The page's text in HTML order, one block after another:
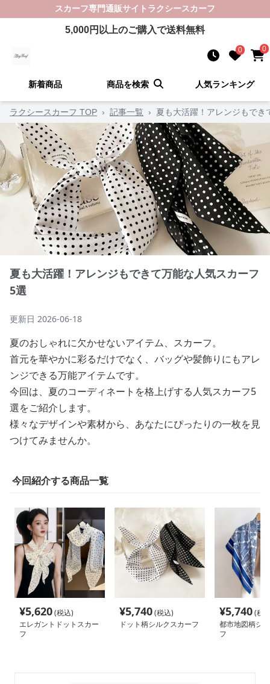
スカーフ専門通販サイト ラクシースカーフ
5,000円以上のご購入で送料無料
0 0
新着商品 商品を検索 人気ランキング
ラクシースカーフ TOP › 記事一覧 › 夏も大活躍！アレンジもでき
夏も大活躍！アレンジもできて万能な人気スカーフ
5選
更新日 2026-06-18
夏のおしゃれに欠かせないアイテム、スカーフ。
首元を華やかに彩るだけでなく、バッグや髪飾りにもアレ
ンジできる万能アイテムです。
今回は、夏のコーディネートを格上げする人気スカーフ5
選をご紹介します。
様々なデザインや素材から、あなたにぴったりの一枚を見
つけてみませんか。
今回紹介する商品一覧
¥5,620(税込)
エレガントドットスカー
フ
¥5,740(税込)
ドット柄シルクスカーフ
¥5,740(税
都市地図柄シ
フ